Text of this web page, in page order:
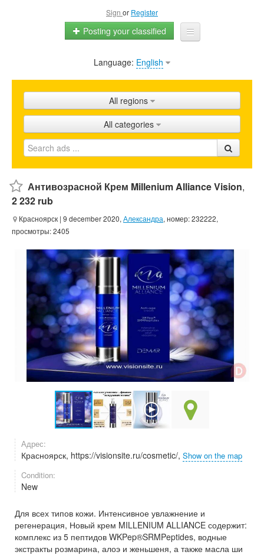
Sign or Register
Posting your classified
Home
Shops
Promotion
FAQ
Blog
Language: English
All regions
All categories
Антивозрасной Крем Millenium Alliance Vision,
2 232 rub
Красноярск | 9 december 2020, Александра, номер: 232222,
просмотры: 2405
Адрес:
Красноярск, https://visionsite.ru/cosmetic/, Show on the map
Condition:
New
Для всех типов кожи. Интенсивное увлажнение и
регенерация, Новый крем MILLENIUM ALLIANCE содержит:
комплекс из 5 пептидов WKPep®SRMPeptides, водные
экстракты розмарина, алоэ и женьшеня, а также масла ши